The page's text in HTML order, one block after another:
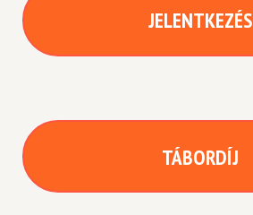
JELENTKEZÉS
TÁBORDÍJ